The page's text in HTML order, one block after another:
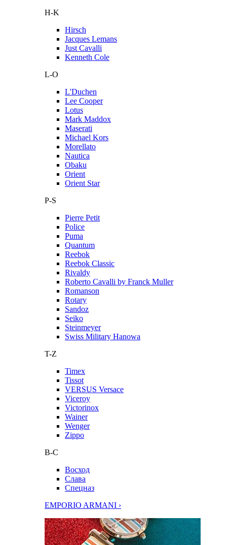
H-K
Hirsch
Jacques Lemans
Just Cavalli
Kenneth Cole
L-O
L'Duchen
Lee Cooper
Lotus
Mark Maddox
Maserati
Michael Kors
Morellato
Nautica
Obaku
Orient
Orient Star
P-S
Pierre Petit
Police
Puma
Quantum
Reebok
Reebok Classic
Rivaldy
Roberto Cavalli by Franck Muller
Romanson
Rotary
Sandoz
Seiko
Steinmeyer
Swiss Military Hanowa
T-Z
Timex
Tissot
VERSUS Versace
Viceroy
Victorinox
Wainer
Wenger
Zippo
В-С
Восход
Слава
Спецназ
EMPORIO ARMANI ›